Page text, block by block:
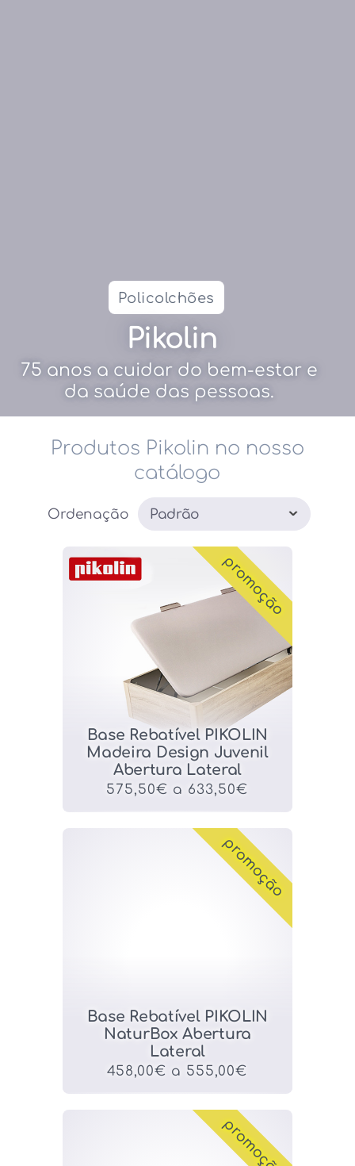
Policolchões
Pikolin
75 anos a cuidar do bem-estar e
da saúde das pessoas.
Produtos Pikolin no nosso
catálogo
Ordenação
Base Rebatível PIKOLIN
Madeira Design Juvenil
Abertura Lateral
575,50€ a 633,50€
promoção
Base Rebatível PIKOLIN
NaturBox Abertura
Lateral
458,00€ a 555,00€
promoção
promoção